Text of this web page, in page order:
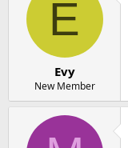
E
Evy
New Member